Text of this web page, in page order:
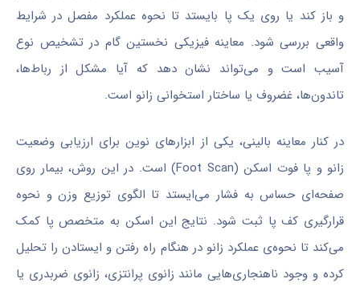
و باز کند یا روی یک پا بایستد تا نحوه عملکرد مفصل در شرایط
واقعی بررسی شود. معاینه فیزیکی نخستین گام در تشخیص نوع
آسیب است و می‌تواند نشان دهد که آیا مشکل از رباط‌ها،
تاندون‌ها، غضروف یا ساختار استخوانی زانو است.
در کنار معاینه بالینی، یکی از ابزارهای نوین برای ارزیابی وضعیت
زانو و پا فوت اسکن (Foot Scan) است. در این روش، بیمار روی
صفحه‌ای حساس به فشار می‌ایستد تا الگوی توزیع وزن و نحوه
قرارگیری کف پا ثبت شود. نتایج این اسکن به متخصص پا کمک
می‌کند تا نحوه‌ی عملکرد زانو در هنگام راه رفتن و ایستادن را تحلیل
کرده و وجود ناهنجاری‌هایی مانند زانوی پرانتزی، زانوی ضربدری یا